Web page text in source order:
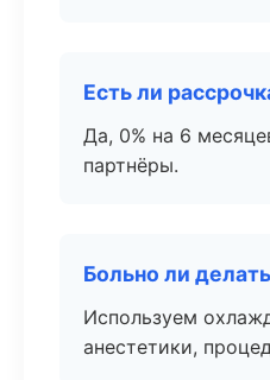
Есть ли
Да, 0% на 6
партнёры.
Больно ли
Используем
анестетики,